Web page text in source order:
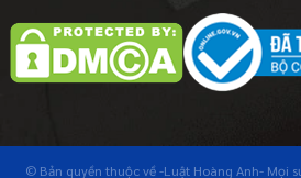
© Bản quyền thuộc về-Luật Hoàng Anh-Mọi